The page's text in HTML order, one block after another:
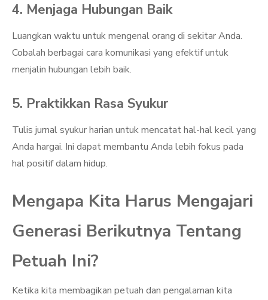
4. Menjaga Hubungan Baik
Luangkan waktu untuk mengenal orang di sekitar Anda.
Cobalah berbagai cara komunikasi yang efektif untuk
menjalin hubungan lebih baik.
5. Praktikkan Rasa Syukur
Tulis jurnal syukur harian untuk mencatat hal-hal kecil yang
Anda hargai. Ini dapat membantu Anda lebih fokus pada
hal positif dalam hidup.
Mengapa Kita Harus Mengajari
Generasi Berikutnya Tentang
Petuah Ini?
Ketika kita membagikan petuah dan pengalaman kita